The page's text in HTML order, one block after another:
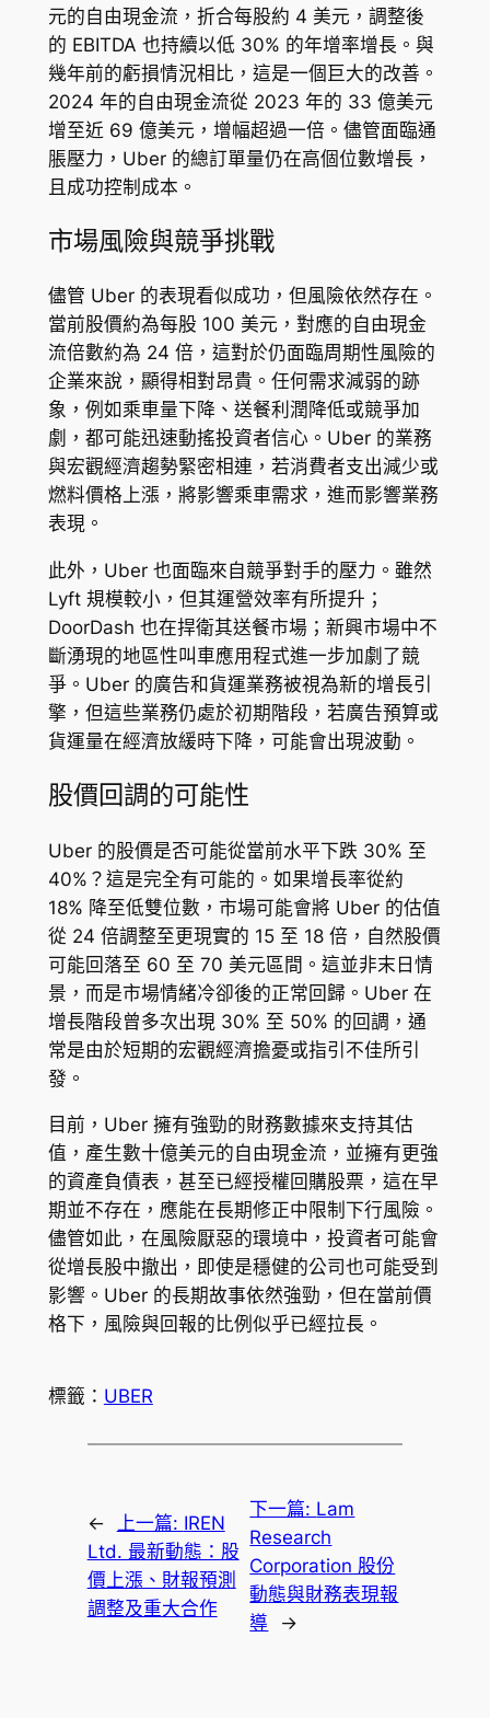
元的自由現金流，折合每股約 4 美元，調整後
的 EBITDA 也持續以低 30% 的年增率增長。與
幾年前的虧損情況相比，這是一個巨大的改善。
2024 年的自由現金流從 2023 年的 33 億美元
增至近 69 億美元，增幅超過一倍。儘管面臨通
脹壓力，Uber 的總訂單量仍在高個位數增長，
且成功控制成本。
市場風險與競爭挑戰
儘管 Uber 的表現看似成功，但風險依然存在。
當前股價約為每股 100 美元，對應的自由現金
流倍數約為 24 倍，這對於仍面臨周期性風險的
企業來說，顯得相對昂貴。任何需求減弱的跡
象，例如乘車量下降、送餐利潤降低或競爭加
劇，都可能迅速動搖投資者信心。Uber 的業務
與宏觀經濟趨勢緊密相連，若消費者支出減少或
燃料價格上漲，將影響乘車需求，進而影響業務
表現。
此外，Uber 也面臨來自競爭對手的壓力。雖然
Lyft 規模較小，但其運營效率有所提升；
DoorDash 也在捍衛其送餐市場；新興市場中不
斷湧現的地區性叫車應用程式進一步加劇了競
爭。Uber 的廣告和貨運業務被視為新的增長引
擎，但這些業務仍處於初期階段，若廣告預算或
貨運量在經濟放緩時下降，可能會出現波動。
股價回調的可能性
Uber 的股價是否可能從當前水平下跌 30% 至
40%？這是完全有可能的。如果增長率從約
18% 降至低雙位數，市場可能會將 Uber 的估值
從 24 倍調整至更現實的 15 至 18 倍，自然股價
可能回落至 60 至 70 美元區間。這並非末日情
景，而是市場情緒冷卻後的正常回歸。Uber 在
增長階段曾多次出現 30% 至 50% 的回調，通
常是由於短期的宏觀經濟擔憂或指引不佳所引
發。
目前，Uber 擁有強勁的財務數據來支持其估
值，產生數十億美元的自由現金流，並擁有更強
的資產負債表，甚至已經授權回購股票，這在早
期並不存在，應能在長期修正中限制下行風險。
儘管如此，在風險厭惡的環境中，投資者可能會
從增長股中撤出，即使是穩健的公司也可能受到
影響。Uber 的長期故事依然強勁，但在當前價
格下，風險與回報的比例似乎已經拉長。
標籤： UBER
← 上一篇: IREN
Ltd. 最新動態：股
價上漲、財報預測
調整及重大合作
下一篇: Lam
Research
Corporation 股份
動態與財務表現報
導
→